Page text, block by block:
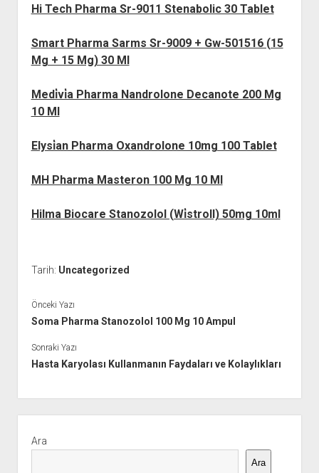
Hi Tech Pharma Sr-9011 Stenabolic 30 Tablet
Smart Pharma Sarms Sr-9009 + Gw-501516 (15
Mg + 15 Mg) 30 Ml
Medi̇vi̇a Pharma Nandrolone Decanote 200 Mg
10 Ml
Elysi̇an Pharma Oxandrolone 10mg 100 Tablet
MH Pharma Masteron 100 Mg 10 Ml
Hilma Biocare Stanozolol (Wi̇stroll) 50mg 10ml
Tarih: Uncategorized
Önceki Yazı
Soma Pharma Stanozolol 100 Mg 10 Ampul
Sonraki Yazı
Hasta Karyolası Kullanmanın Faydaları ve Kolaylıkları
Menü
Ara
Ara